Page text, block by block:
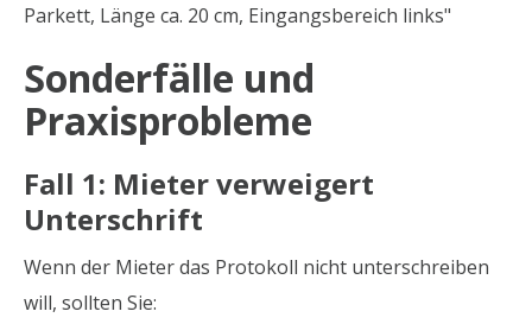
Parkett, Länge ca. 20 cm, Eingangsbereich links"
Sonderfälle und
Praxisprobleme
Fall 1: Mieter verweigert
Unterschrift
Wenn der Mieter das Protokoll nicht unterschreiben
will, sollten Sie: